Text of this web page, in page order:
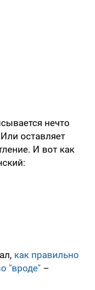
нечто
оставляет
И вот как
как правильно
"вроде" –